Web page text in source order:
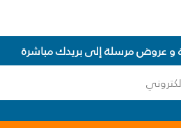
عروض مرسلة إلى بريدك مباشرة